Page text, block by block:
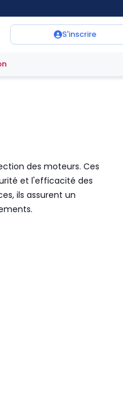
S'inscrire
des moteurs. Ces
et l'efficacité des
ils assurent un